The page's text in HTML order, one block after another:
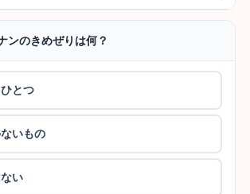
ンのきめぜりは何？
とつ
いもの
い